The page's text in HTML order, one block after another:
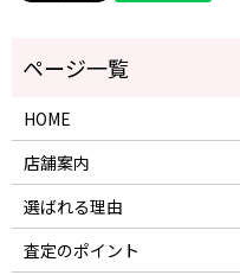
HOME
店舗案内
選ばれる理由
査定のポイント